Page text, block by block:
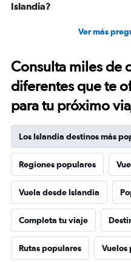
Islandia?
Ver más
Consulta miles de
diferentes que te
para tu próximo
Los Islandia destinos más
Regiones populares
Vuela desde Islandia
Completa tu viaje
Rutas populares Vuelos